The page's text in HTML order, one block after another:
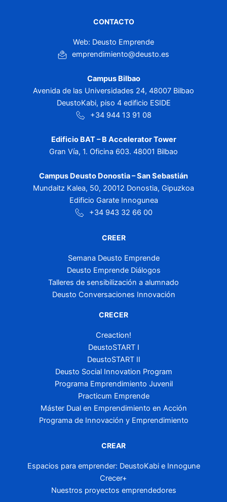
CONTACTO
Web: Deusto Emprende
emprendimiento@deusto.es
Campus Bilbao
Avenida de las Universidades 24, 48007 Bilbao
DeustoKabi, piso 4 edificio ESIDE
+34 944 13 91 08
Edificio BAT – B Accelerator Tower
Gran Vía, 1. Oficina 603. 48001 Bilbao
Campus Deusto Donostia – San Sebastián
Mundaitz Kalea, 50, 20012 Donostia, Gipuzkoa
Edificio Garate Innogunea
+34 943 32 66 00
CREER
Semana Deusto Emprende
Deusto Emprende Diálogos
Talleres de sensibilización a alumnado
Deusto Conversaciones Innovación
CRECER
Creaction!
DeustoSTART I
DeustoSTART II
Deusto Social Innovation Program
Programa Emprendimiento Juvenil
Practicum Emprende
Máster Dual en Emprendimiento en Acción
Programa de Innovación y Emprendimiento
CREAR
Espacios para emprender: DeustoKabi e Innogune
Crecer+
Nuestros proyectos emprendedores